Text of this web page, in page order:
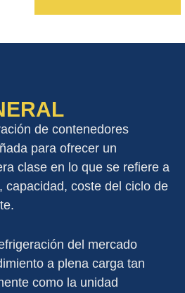
de contenedores
para ofrecer un
clase en lo que se refiere a
capacidad, coste del ciclo de
del mercado
a plena carga tan
como la unidad